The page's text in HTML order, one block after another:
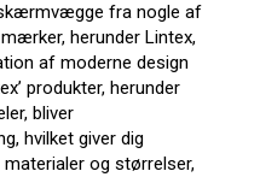
fra nogle af
herunder Lintex,
af moderne design
produkter, herunder
bliver
hvilket giver dig
og størrelser,